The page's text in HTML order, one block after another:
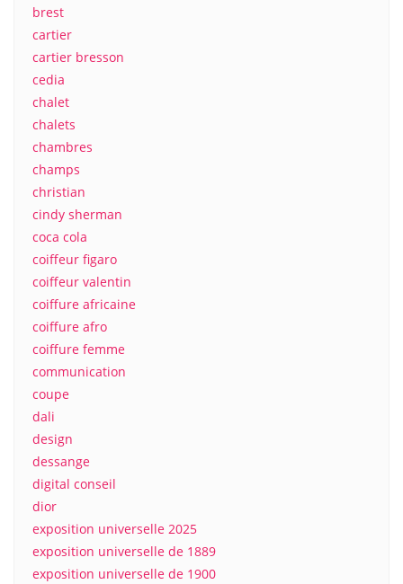
brest
cartier
cartier bresson
cedia
chalet
chalets
chambres
champs
christian
cindy sherman
coca cola
coiffeur figaro
coiffeur valentin
coiffure africaine
coiffure afro
coiffure femme
communication
coupe
dali
design
dessange
digital conseil
dior
exposition universelle 2025
exposition universelle de 1889
exposition universelle de 1900